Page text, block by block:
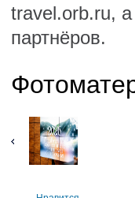
travel.orb.ru,
партнёров.